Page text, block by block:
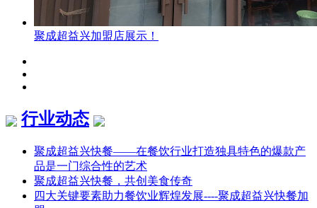
聚成超益兴加盟店展示！
行业动态
聚成超益兴快餐——在餐饮行业打造独具特色的爆款产
品是一门综合性的艺术
聚成超益兴快餐，共创美食传奇
四大关键要素助力餐饮业辉煌发展----聚成超益兴快餐加